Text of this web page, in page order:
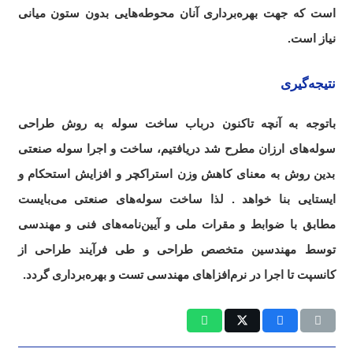
است که جهت بهره‌برداری آنان محوطه‌هایی بدون ستون میانی
نیاز است.
نتیجه‌گیری
باتوجه به آنچه تاکنون درباب ساخت سوله به روش طراحی
سوله‌های ارزان مطرح شد دریافتیم، ساخت و اجرا سوله صنعتی
بدین روش به معنای کاهش وزن استراکچر و افزایش استحکام و
ایستایی بنا خواهد . لذا ساخت سوله‌های صنعتی می‌بایست
مطابق با ضوابط و مقرات ملی و آیین‌نامه‌های فنی و مهندسی
توسط مهندسین متخصص طراحی و طی فرآیند طراحی از
کانسپت تا اجرا در نرم‌افزاهای مهندسی تست و بهره‌برداری گردد.